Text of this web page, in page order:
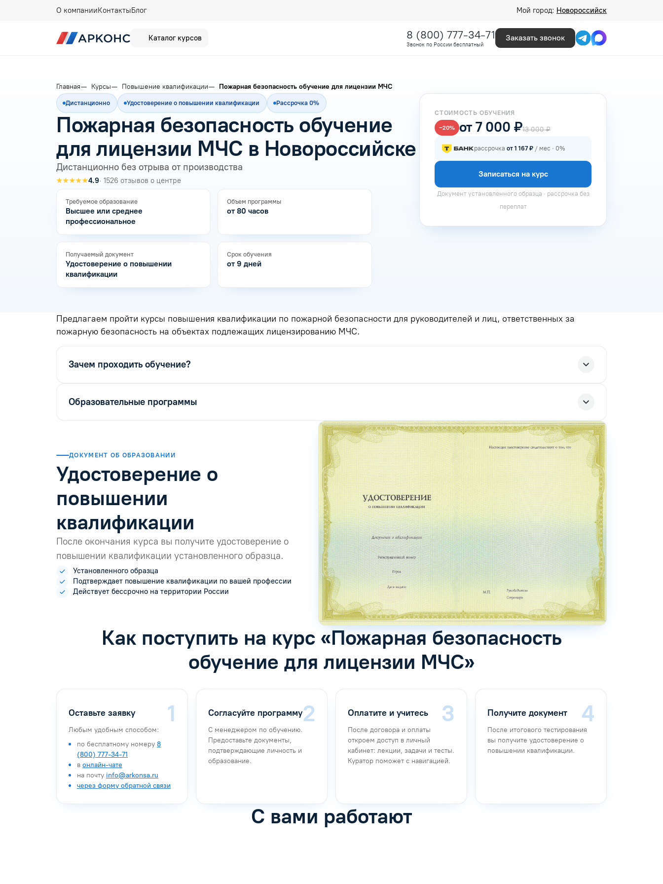
О компанииКонтактыБлог Мой город: Новороссийск
Каталог курсов 8 (800) 777-34-71
Звонок по России бесплатный
Заказать звонок
Главная Курсы Повышение квалификации Пожарная безопасность обучение для лицензии МЧС
Дистанционно Удостоверение о повышении квалификации Рассрочка 0%
Пожарная безопасность обучение
для лицензии МЧС в Новороссийске
Дистанционно без отрыва от производства
★★★★★4.9· 1526 отзывов о центре
Требуемое образование
Высшее или среднее
профессиональное
Объем программы
от 80 часов
Получаемый документ
Удостоверение о повышении
квалификации
Срок обучения
от 9 дней
СТОИМОСТЬ ОБУЧЕНИЯ
−20% от 7 000 ₽13 000 ₽
рассрочка от 1 167 ₽ / мес · 0%
Записаться на курс
Документ установленного образца · рассрочка без
переплат
Предлагаем пройти курсы повышения квалификации по пожарной безопасности для руководителей и лиц, ответственных за
пожарную безопасность на объектах подлежащих лицензированию МЧС.
Зачем проходить обучение?
Образовательные программы
ДОКУМЕНТ ОБ ОБРАЗОВАНИИ
Удостоверение о
повышении
квалификации
После окончания курса вы получите удостоверение о
повышении квалификации установленного образца.
Установленного образца
Подтверждает повышение квалификации по вашей профессии
Действует бессрочно на территории России
Как поступить на курс «Пожарная безопасность
обучение для лицензии МЧС»
Оставьте заявку
Любым удобным способом:
по бесплатному номеру 8
(800) 777-34-71
в онлайн-чате
на почту info@arkonsa.ru
через форму обратной связи
Согласуйте программу
С менеджером по обучению.
Предоставьте документы,
подтверждающие личность и
образование.
Оплатите и учитесь
После договора и оплаты
откроем доступ в личный
кабинет: лекции, задачи и тесты.
Куратор поможет с навигацией.
Получите документ
После итогового тестирования
вы получите удостоверение о
повышении квалификации.
С вами работают